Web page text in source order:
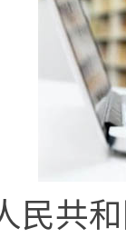
民共